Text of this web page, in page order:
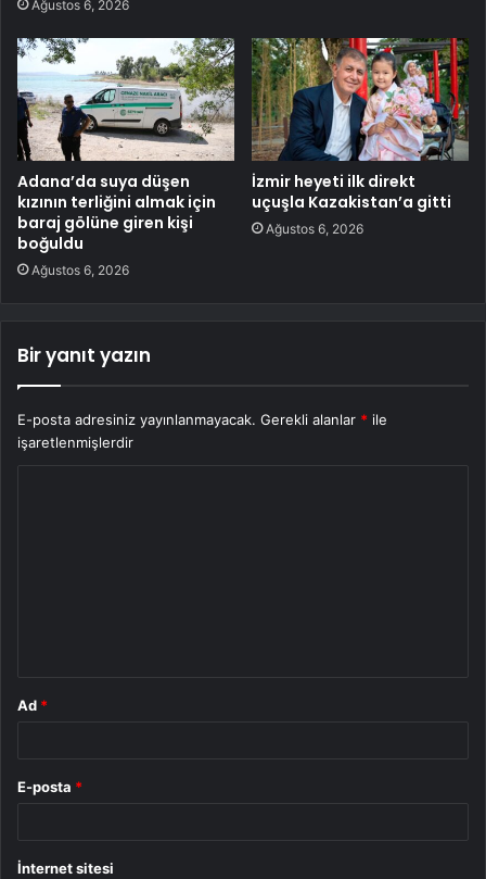
Ağustos 6, 2026
Adana’da suya düşen
kızının terliğini almak için
baraj gölüne giren kişi
boğuldu
Ağustos 6, 2026
İzmir heyeti ilk direkt
uçuşla Kazakistan’a gitti
Ağustos 6, 2026
Bir yanıt yazın
E-posta adresiniz yayınlanmayacak. Gerekli alanlar * ile
işaretlenmişlerdir
Ad *
E-posta *
İnternet sitesi